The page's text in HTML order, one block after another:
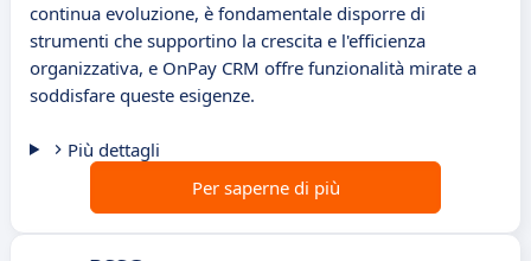
continua evoluzione, è fondamentale disporre di
strumenti che supportino la crescita e l'efficienza
organizzativa, e OnPay CRM offre funzionalità mirate a
soddisfare queste esigenze.
Più dettagli
Per saperne di più